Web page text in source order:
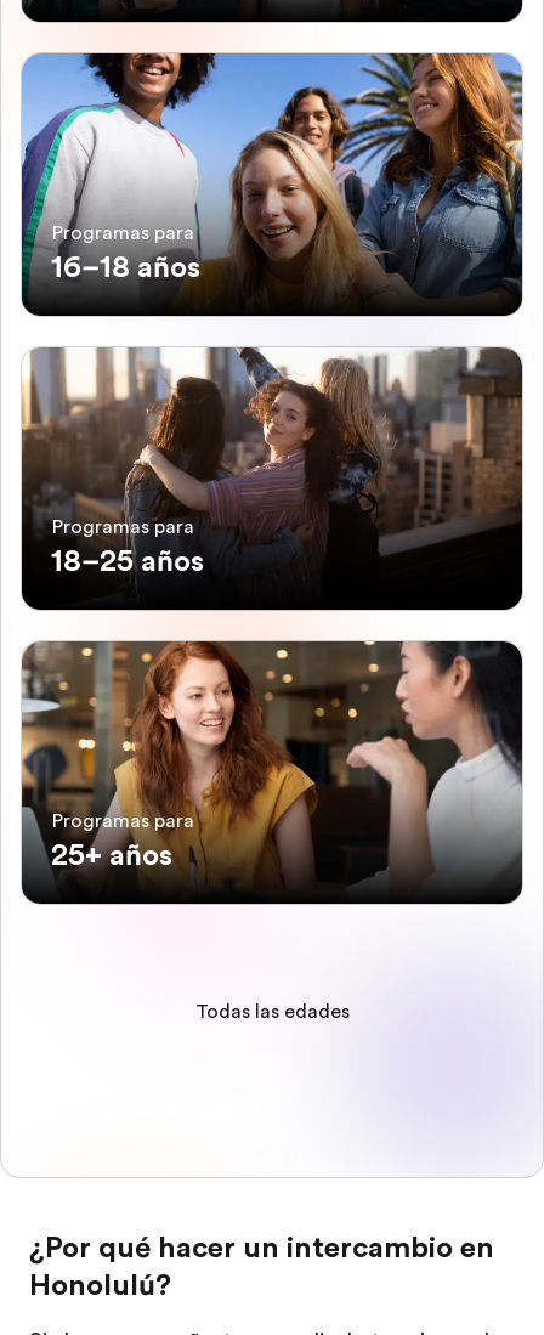
Programas para
16–18 años
Programas para
18–25 años
Programas para
25+ años
Todas las edades
¿Por qué hacer un intercambio en
Honolulú?